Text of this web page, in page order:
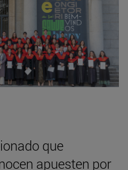
que
apuesten por